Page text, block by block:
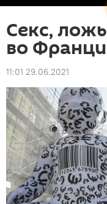
Секс,
во
11:01 29.06.2021